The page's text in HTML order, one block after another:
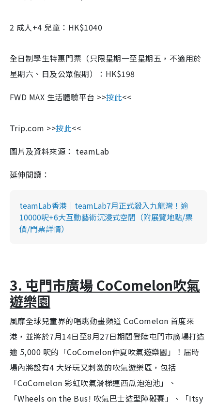
2 成人+4 兒童：HK$1040
全日制學生特惠門票（只限星期一至星期五，不適用於
星期六、日及公眾假期）：HK$198
FWD MAX 生活體驗平台 >>按此<<
Trip.com >>按此<<
圖片及資料來源： teamLab
延伸閲讀：
teamLab香港｜teamLab7月正式殺入九龍灣！逾
10000呎+6大互動藝術沉浸式空間（附展覽地點/票
價/門票詳情）
3. 屯門市廣場 CoComelon吹氣
遊樂園
風靡全球兒童界的唱跳動畫頻道 CoComelon 首度來
港，並將於7月14日至8月27日期間登陸屯門市廣場打造
逾 5,000 呎的「CoComelon仲夏吹氣遊樂園」！届時
場內將設有4 大好玩又刺激的吹氣遊樂區，包括
「CoComelon 彩虹吹氣滑梯連西瓜泡泡池」、
「Wheels on the Bus! 吹氣巴士造型障礙賽」、「Itsy